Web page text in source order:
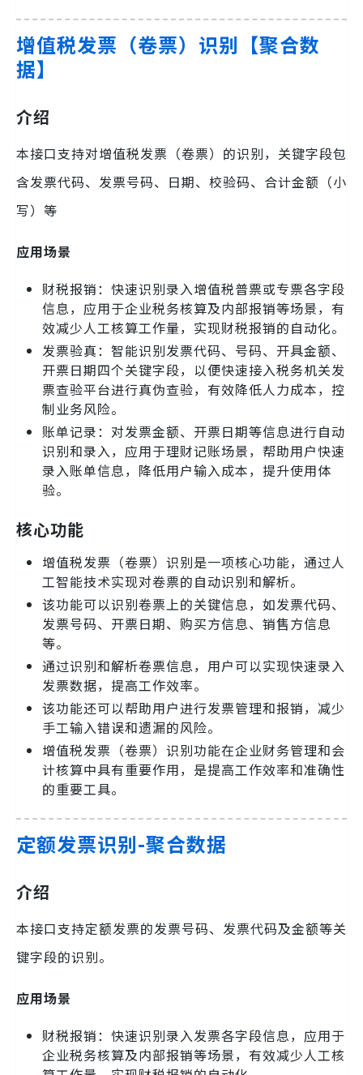
增值税发票（卷票）识别【聚合数
据】
介绍
本接口支持对增值税发票（卷票）的识别，关键字段包
含发票代码、发票号码、日期、校验码、合计金额（小
写）等
应用场景
财税报销：快速识别录入增值税普票或专票各字段
信息，应用于企业税务核算及内部报销等场景，有
效减少人工核算工作量，实现财税报销的自动化。
发票验真：智能识别发票代码、号码、开具金额、
开票日期四个关键字段，以便快速接入税务机关发
票查验平台进行真伪查验，有效降低人力成本，控
制业务风险。
账单记录：对发票金额、开票日期等信息进行自动
识别和录入，应用于理财记账场景，帮助用户快速
录入账单信息，降低用户输入成本，提升使用体
验。
核心功能
增值税发票（卷票）识别是一项核心功能，通过人
工智能技术实现对卷票的自动识别和解析。
该功能可以识别卷票上的关键信息，如发票代码、
发票号码、开票日期、购买方信息、销售方信息
等。
通过识别和解析卷票信息，用户可以实现快速录入
发票数据，提高工作效率。
该功能还可以帮助用户进行发票管理和报销，减少
手工输入错误和遗漏的风险。
增值税发票（卷票）识别功能在企业财务管理和会
计核算中具有重要作用，是提高工作效率和准确性
的重要工具。
定额发票识别-聚合数据
介绍
本接口支持定额发票的发票号码、发票代码及金额等关
键字段的识别。
应用场景
财税报销：快速识别录入发票各字段信息，应用于
企业税务核算及内部报销等场景，有效减少人工核